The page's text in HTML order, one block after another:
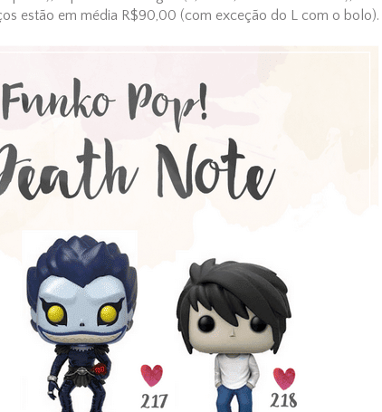
estão em média R$90,00 (com exceção do L com o bolo).